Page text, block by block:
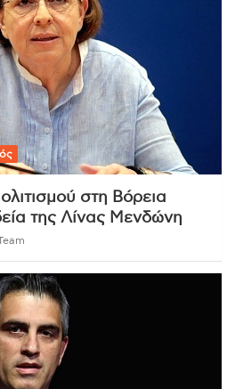
στη Βόρεια
της Λίνας Μενδώνη